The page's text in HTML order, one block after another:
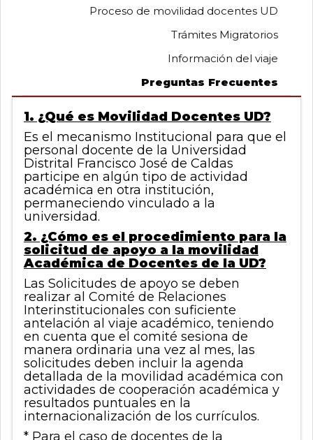
Siguiente
Proceso de movilidad docentes UD
Trámites Migratorios
Información del viaje
Preguntas Frecuentes
1. ¿Qué es Movilidad Docentes UD?
Es el mecanismo Institucional para que el
personal docente de la Universidad
Distrital Francisco José de Caldas
participe en algún tipo de actividad
académica en otra institución,
permaneciendo vinculado a la
universidad.
2. ¿Cómo es el procedimiento para la
solicitud de apoyo a la movilidad
Académica de Docentes de la UD?
Las Solicitudes de apoyo se deben
realizar al Comité de Relaciones
Interinstitucionales con suficiente
antelación al viaje académico, teniendo
en cuenta que el comité sesiona de
manera ordinaria una vez al mes, las
solicitudes deben incluir la agenda
detallada de la movilidad académica con
actividades de cooperación académica y
resultados puntuales en la
internacionalización de los currículos.
* Para el caso de docentes de la